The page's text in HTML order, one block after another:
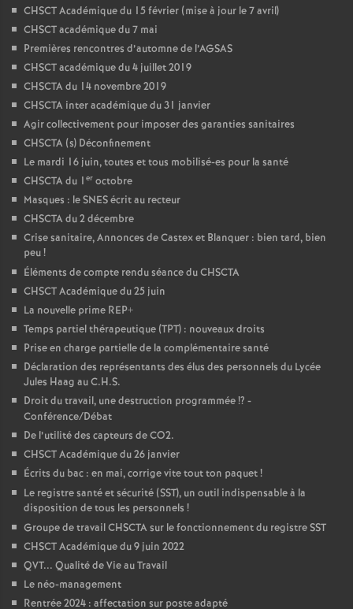
CHSCT Académique du 15 février (mise à jour le 7 avril)
CHSCT académique du 7 mai
Premières rencontres d’automne de l’AGSAS
CHSCT académique du 4 juillet 2019
CHSCTA du 14 novembre 2019
CHSCTA inter académique du 31 janvier
Agir collectivement pour imposer des garanties sanitaires
CHSCTA (s) Déconfinement
Le mardi 16 juin, toutes et tous mobilisé-es pour la santé
CHSCTA du 1 er octobre
Masques : le SNES écrit au recteur
CHSCTA du 2 décembre
Crise sanitaire, Annonces de Castex et Blanquer : bien tard, bien
peu!
Éléments de compte rendu séance du CHSCTA
CHSCT Académique du 25 juin
La nouvelle prime REP+
Temps partiel thérapeutique (TPT) : nouveaux droits
Prise en charge partielle de la complémentaire santé
Déclaration des représentants des élus des personnels du Lycée
Jules Haag au C.H.S.
Droit du travail, une destruction programmée!? -
Conférence/Débat
De l’utilité des capteurs de CO2.
CHSCT Académique du 26 janvier
Écrits du bac : en mai, corrige vite tout ton paquet!
Le registre santé et sécurité (SST), un outil indispensable à la
disposition de tous les personnels !
Groupe de travail CHSCTA sur le fonctionnement du registre SST
CHSCT Académique du 9 juin 2022
QVT... Qualité de Vie au Travail
Le néo-management
Rentrée 2024 : affectation sur poste adapté